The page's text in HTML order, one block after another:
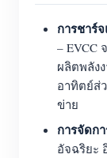
การชาร์
– EVCC
ผลิตพลัง
อาทิตย์ส่
ข่าย
การจัดก
อัจฉริยะ